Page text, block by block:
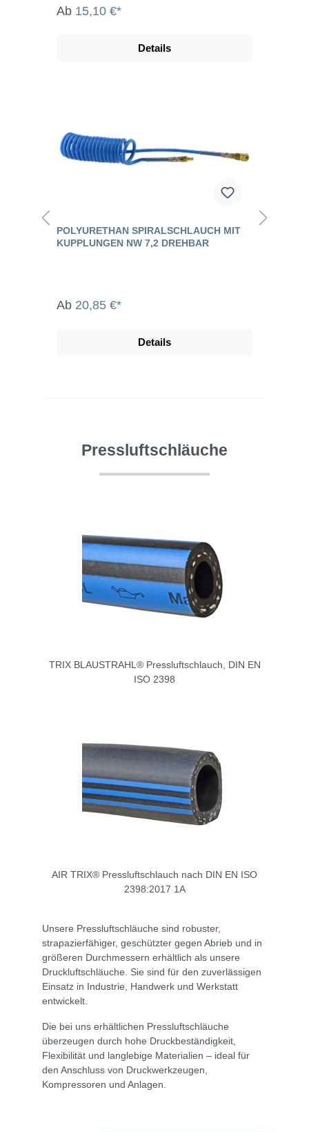
Ab 15,10 €*
Details
POLYURETHAN SPIRALSCHLAUCH MIT
KUPPLUNGEN NW 7,2 DREHBAR
Ab 20,85 €*
Details
Pressluftschläuche
TRIX BLAUSTRAHL® Pressluftschlauch, DIN EN
ISO 2398
AIR TRIX® Pressluftschlauch nach DIN EN ISO
2398:2017 1A
Unsere Pressluftschläuche sind robuster,
strapazierfähiger, geschützter gegen Abrieb und in
größeren Durchmessern erhältlich als unsere
Druckluftschläuche. Sie sind für den zuverlässigen
Einsatz in Industrie, Handwerk und Werkstatt
entwickelt.
Die bei uns erhältlichen Pressluftschläuche
überzeugen durch hohe Druckbeständigkeit,
Flexibilität und langlebige Materialien – ideal für
den Anschluss von Druckwerkzeugen,
Kompressoren und Anlagen.